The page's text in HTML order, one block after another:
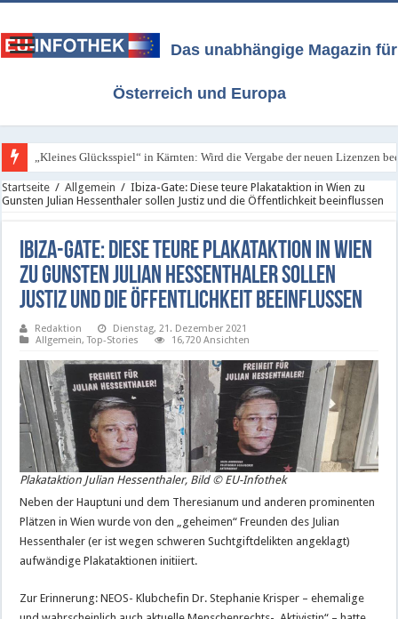
Das unabhängige Magazin für
Österreich und Europa
„Kleines Glücksspiel“ in Kärnten: Wird die Vergabe der neuen Lizenzen
ORF / Kärnten: Neue Lizenzen für das „Kleine Glücksspiel“ - Freitag, 7.
Startseite / Allgemein / Ibiza-Gate: Diese teure Plakataktion in Wien zu
Gunsten Julian Hessenthaler sollen Justiz und die Öffentlichkeit beeinflussen
Ibiza-Gate: Diese teure Plakataktion in Wien
zu Gunsten Julian Hessenthaler sollen
Justiz und die Öffentlichkeit beeinflussen
Redaktion
Dienstag, 21. Dezember 2021
Allgemein,Top-Stories 16,720 Ansichten
Plakataktion Julian Hessenthaler, Bild © EU-Infothek
Neben der Hauptuni und dem Theresianum und anderen prominenten
Plätzen in Wien wurde von den „geheimen“ Freunden des Julian
Hessenthaler (er ist wegen schweren Suchtgiftdelikten angeklagt)
aufwändige Plakataktionen initiiert.
Zur Erinnerung: NEOS- Klubchefin Dr. Stephanie Krisper – ehemalige